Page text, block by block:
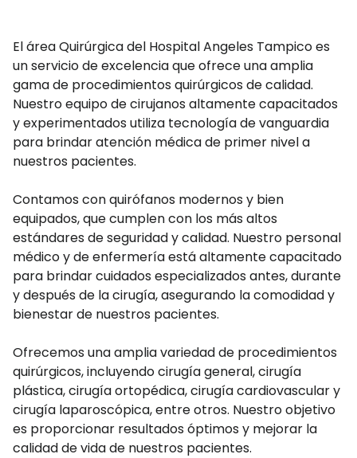
El área Quirúrgica del Hospital Angeles Tampico es
un servicio de excelencia que ofrece una amplia
gama de procedimientos quirúrgicos de calidad.
Nuestro equipo de cirujanos altamente capacitados
y experimentados utiliza tecnología de vanguardia
para brindar atención médica de primer nivel a
nuestros pacientes.
Contamos con quirófanos modernos y bien
equipados, que cumplen con los más altos
estándares de seguridad y calidad. Nuestro personal
médico y de enfermería está altamente capacitado
para brindar cuidados especializados antes, durante
y después de la cirugía, asegurando la comodidad y
bienestar de nuestros pacientes.
Ofrecemos una amplia variedad de procedimientos
quirúrgicos, incluyendo cirugía general, cirugía
plástica, cirugía ortopédica, cirugía cardiovascular y
cirugía laparoscópica, entre otros. Nuestro objetivo
es proporcionar resultados óptimos y mejorar la
calidad de vida de nuestros pacientes.